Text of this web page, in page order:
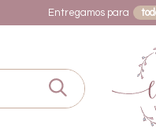
Entregamos para